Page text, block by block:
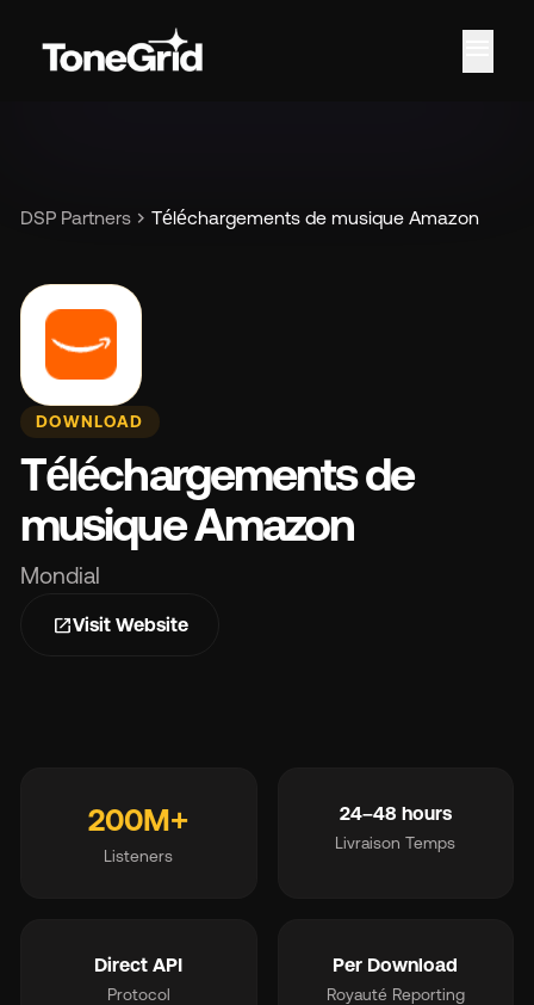
DSP Partners chevron_right Téléchargements de musique Amazon
DOWNLOAD
Téléchargements de
musique Amazon
Mondial
open_in_newVisit Website
200M+
Listeners
24–48 hours
Livraison Temps
Direct API
Protocol
Per Download
Royauté Reporting